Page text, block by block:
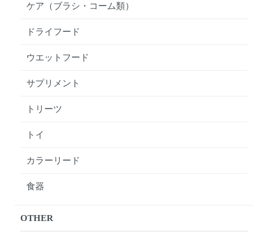
ケア（ブラシ・コーム類）
ドライフード
ウエットフード
サプリメント
トリーツ
トイ
カラーリード
食器
OTHER